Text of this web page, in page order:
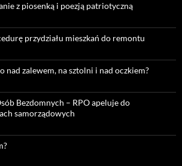
z piosenką i poezją patriotyczną
przydziału mieszkań do remontu
nad zalewem, na sztolni i nad oczkiem?
Bezdomnych – RPO apeluje do
samorządowych